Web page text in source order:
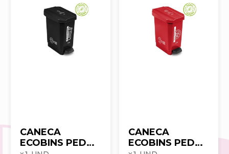
CANECA
ECOBINS PEDAL
CANECA
ECOBINS PEDAL